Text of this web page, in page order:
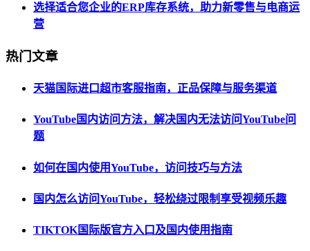
选择适合您企业的ERP库存系统，助力新零售与电商运
营
热门文章
天猫国际进口超市客服指南，正品保障与服务渠道
YouTube国内访问方法，解决国内无法访问YouTube问
题
如何在国内使用YouTube，访问技巧与方法
国内怎么访问YouTube，轻松绕过限制享受视频乐趣
TIKTOK国际版官方入口及国内使用指南